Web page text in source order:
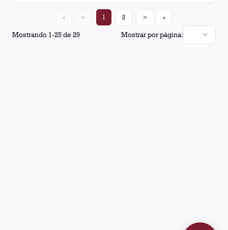
Mostrando 1-25de29 Mostrar por página:
« < 1 2 > »